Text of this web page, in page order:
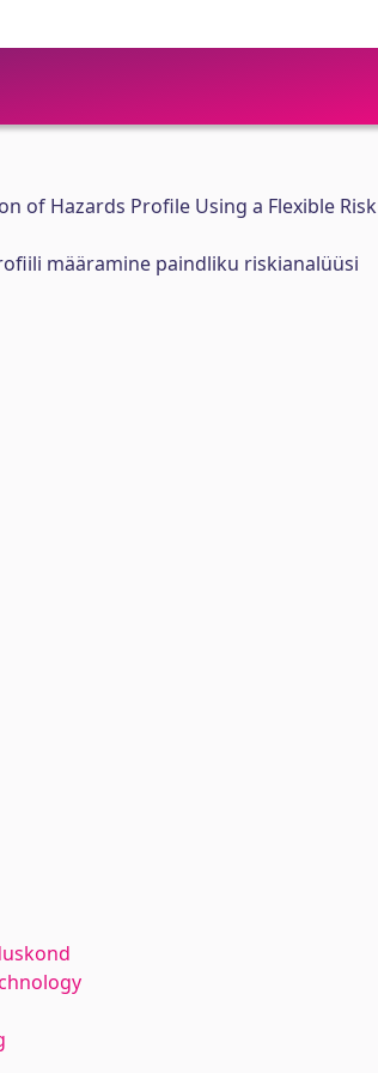
of Hazards Profile Using a Flexible Risk
määramine paindliku riskianalüüsi